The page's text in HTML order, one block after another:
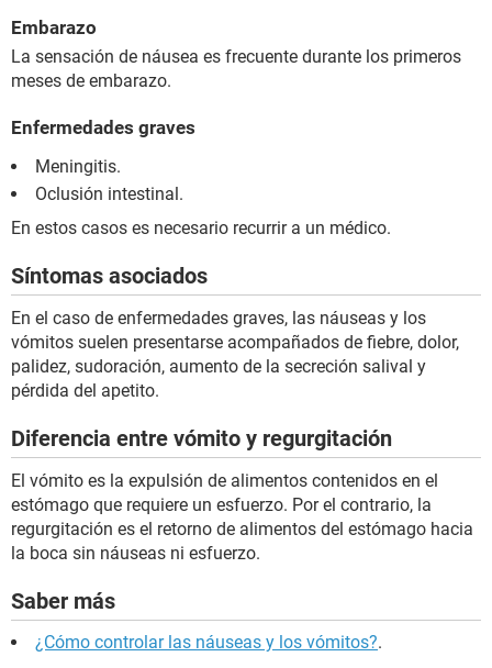
Embarazo
La sensación de náusea es frecuente durante los primeros
meses de embarazo.
Enfermedades graves
Meningitis.
Oclusión intestinal.
En estos casos es necesario recurrir a un médico.
Síntomas asociados
En el caso de enfermedades graves, las náuseas y los
vómitos suelen presentarse acompañados de fiebre, dolor,
palidez, sudoración, aumento de la secreción salival y
pérdida del apetito.
Diferencia entre vómito y regurgitación
El vómito es la expulsión de alimentos contenidos en el
estómago que requiere un esfuerzo. Por el contrario, la
regurgitación es el retorno de alimentos del estómago hacia
la boca sin náuseas ni esfuerzo.
Saber más
¿Cómo controlar las náuseas y los vómitos?.